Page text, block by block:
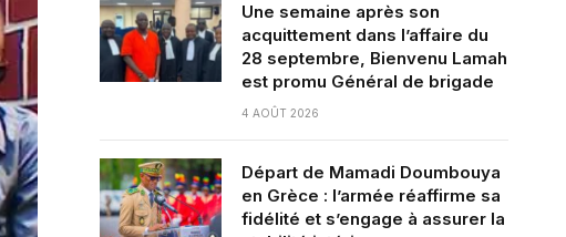
Une semaine après son
acquittement dans l’affaire du
28 septembre, Bienvenu Lamah
est promu Général de brigade
4 AOÛT 2026
Départ de Mamadi Doumbouya
en Grèce : l’armée réaffirme sa
fidélité et s’engage à assurer la